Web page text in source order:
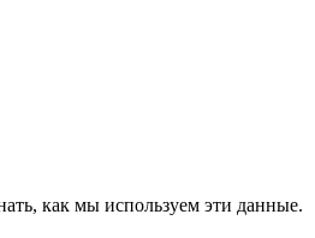
как мы используем эти данные.